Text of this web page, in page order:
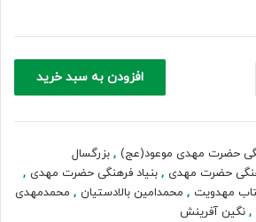
افزودن به سبد خرید
حضرت مهدی موعود(عج) , بزرگسال
حضرت مهدی , بنیاد فرهنگی حضرت مهدی ,
مهدویت , محمدامین بالادستیان , محمدمهدی
, نگین آفرینش